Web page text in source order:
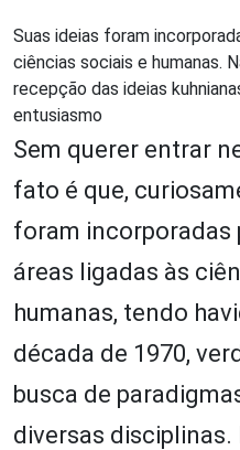
Suas ideias foram
ciências sociais e humanas.
recepção das ideias
entusiasmo
Sem querer entrar
fato é que,
foram incorporadas
áreas ligadas às
humanas, tendo
década de 1970,
busca de
diversas